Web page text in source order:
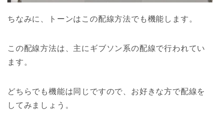
ちなみに、トーンはこの配線方法でも機能します。
この配線方法は、主にギブソン系の配線で行われてい
ます。
どちらでも機能は同じですので、お好きな方で配線を
してみましょう。